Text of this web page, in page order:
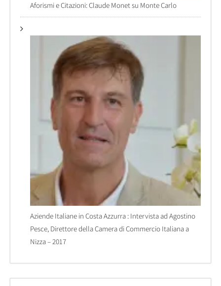
Aforismi e Citazioni: Claude Monet su Monte Carlo
Aziende Italiane in Costa Azzurra : Intervista ad Agostino
Pesce, Direttore della Camera di Commercio Italiana a
Nizza – 2017